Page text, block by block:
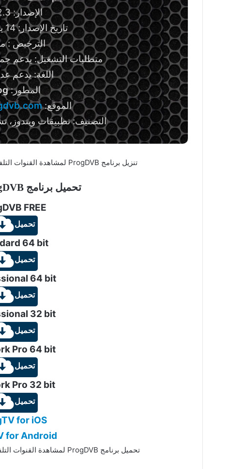
الإصدار: 7.72.3
تاريخ الإصدار: 14 يوليو 2026
الترخيص :
متطلبات التشغيل: يدعم
اللغة: يدعم
المطور:
الموقع:
التصنيف: تطبيقات ويندوز،
تنزيل برنامج ProgDVB لمشاهدة القنوات التلفزيونية والاستماع إلى محطات الراديو
تحميل برنامج ProgDVB للويندوز
FREE
تحميل
64 bit
تحميل
64 bit
تحميل
32 bit
تحميل
Pro 64 bit
تحميل
Pro 32 bit
تحميل
for iOS
for Android
تحميل برنامج ProgDVB لمشاهدة القنوات التلفزيونية والاستماع إلى محطات الراديو.